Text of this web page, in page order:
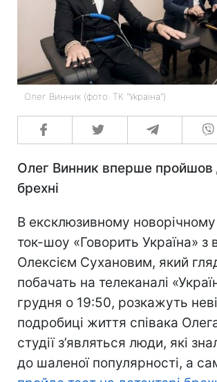
Олег Винник (фото: ТК "Україна")
Олег Винник вперше пройшов
брехні
В ексклюзивному
ток-шоу «Говорить Україна» з
Олексієм Сухановим, який
побачать на телеканалі
грудня о 19:50, розкажуть
подробиці життя співака
студії з’являться люди, які
до шаленої популярності, а